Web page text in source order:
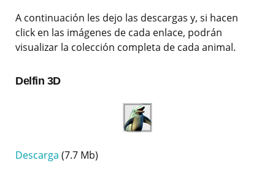
A continuación les dejo las descargas y, si hacen
click en las imágenes de cada enlace, podrán
visualizar la colección completa de cada animal.
Delfin 3D
Descarga (7.7 Mb)